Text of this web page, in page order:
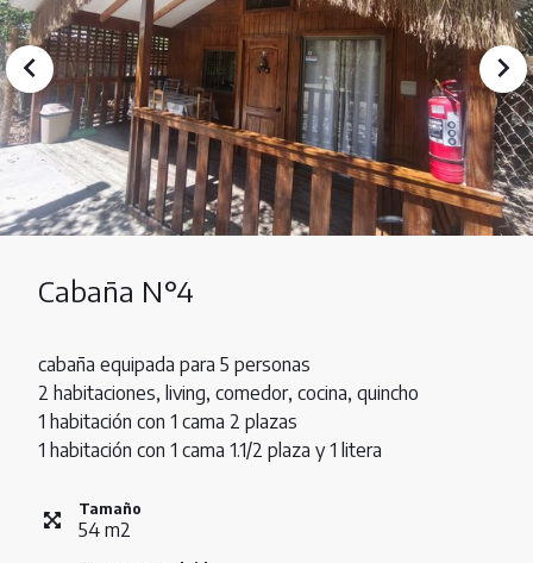
Cabaña N°4
cabaña equipada para 5 personas
2 habitaciones, living, comedor, cocina, quincho
1 habitación con 1 cama 2 plazas
1 habitación con 1 cama 1.1/2 plaza y 1 litera
Tamaño
54 m2